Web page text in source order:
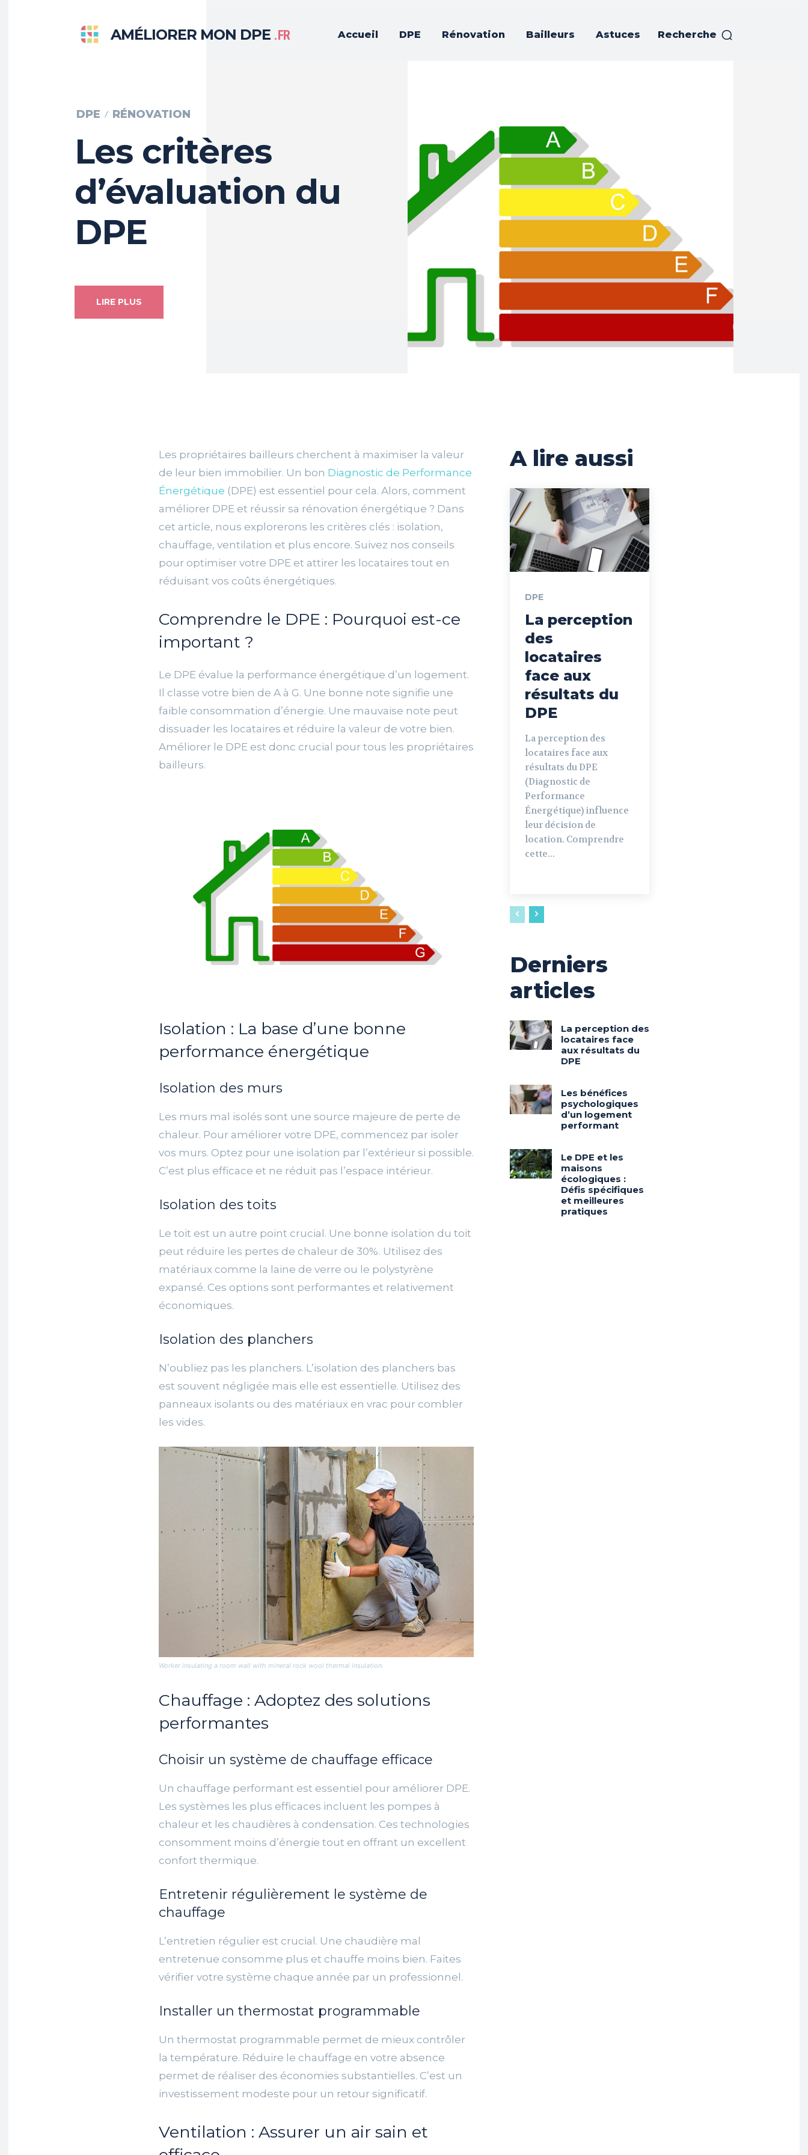
AMÉLIORER MON DPE .FR Accueil DPE Rénovation Bailleurs Astuces Recherche
DPE RÉNOVATION
Les critères
d’évaluation du
DPE
LIRE PLUS
Les propriétaires bailleurs cherchent à maximiser la valeur
de leur bien immobilier. Un bon Diagnostic de Performance
Énergétique (DPE) est essentiel pour cela. Alors, comment
améliorer DPE et réussir sa rénovation énergétique ? Dans
cet article, nous explorerons les critères clés : isolation,
chauffage, ventilation et plus encore. Suivez nos conseils
pour optimiser votre DPE et attirer les locataires tout en
réduisant vos coûts énergétiques.
Comprendre le DPE : Pourquoi est-ce
important ?
Le DPE évalue la performance énergétique d’un logement.
Il classe votre bien de A à G. Une bonne note signifie une
faible consommation d’énergie. Une mauvaise note peut
dissuader les locataires et réduire la valeur de votre bien.
Améliorer le DPE est donc crucial pour tous les propriétaires
bailleurs.
Isolation : La base d’une bonne
performance énergétique
Isolation des murs
Les murs mal isolés sont une source majeure de perte de
chaleur. Pour améliorer votre DPE, commencez par isoler
vos murs. Optez pour une isolation par l’extérieur si possible.
C’est plus efficace et ne réduit pas l’espace intérieur.
Isolation des toits
Le toit est un autre point crucial. Une bonne isolation du toit
peut réduire les pertes de chaleur de 30%. Utilisez des
matériaux comme la laine de verre ou le polystyrène
expansé. Ces options sont performantes et relativement
économiques.
Isolation des planchers
N’oubliez pas les planchers. L’isolation des planchers bas
est souvent négligée mais elle est essentielle. Utilisez des
panneaux isolants ou des matériaux en vrac pour combler
les vides.
Worker insulating a room wall with mineral rock wool thermal insulation.
Chauffage : Adoptez des solutions
performantes
Choisir un système de chauffage efficace
Un chauffage performant est essentiel pour améliorer DPE.
Les systèmes les plus efficaces incluent les pompes à
chaleur et les chaudières à condensation. Ces technologies
consomment moins d’énergie tout en offrant un excellent
confort thermique.
Entretenir régulièrement le système de
chauffage
L’entretien régulier est crucial. Une chaudière mal
entretenue consomme plus et chauffe moins bien. Faites
vérifier votre système chaque année par un professionnel.
Installer un thermostat programmable
Un thermostat programmable permet de mieux contrôler
la température. Réduire le chauffage en votre absence
permet de réaliser des économies substantielles. C’est un
investissement modeste pour un retour significatif.
Ventilation : Assurer un air sain et
A lire aussi
DPE
La perception
des
locataires
face aux
résultats du
DPE
La perception des
locataires face aux
résultats du DPE
(Diagnostic de
Performance
Énergétique) influence
leur décision de
location. Comprendre
cette...
Derniers
articles
La perception des
locataires face
aux résultats du
DPE
Les bénéfices
psychologiques
d’un logement
performant
Le DPE et les
maisons
écologiques :
Défis spécifiques
et meilleures
pratiques